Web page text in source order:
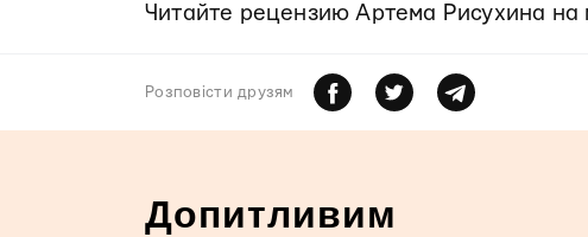
Читайте рецензию Артема Рисухина на
Розповiсти друзям
Допитливим